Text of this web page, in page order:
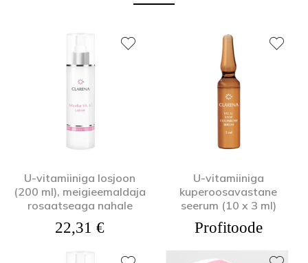
U-vitamiiniga losjoon
(200 ml), meigieemaldaja
rosaatseaga nahale
22,31 €
U-vitamiiniga
kuperoosavastane
seerum (10 x 3 ml)
Profitoode